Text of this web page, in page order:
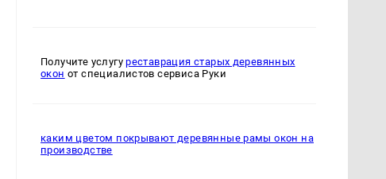
Получите услугуреставрация старых деревянных
окон от специалистов сервиса Руки
каким цветом покрывают деревянные рамы окон на
производстве